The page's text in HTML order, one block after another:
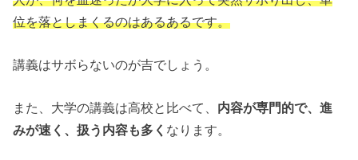
位を落としまくるのはあるあるです。
講義はサボらないのが吉でしょう。
また、大学の講義は高校と比べて、 内容が専門的で、進
みが速く、扱う内容も多く なります。